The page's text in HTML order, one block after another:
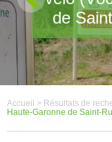
de
Accueil > Résultats de
Haute-Garonne de Saint-